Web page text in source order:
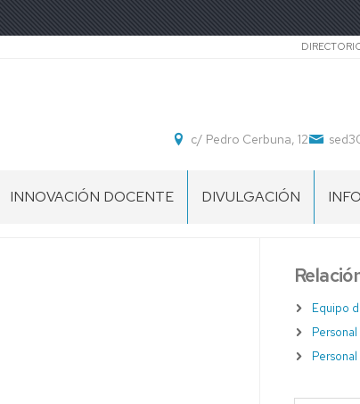
c/ Pedro Cerbuna, 12
INNOVACIÓN DOCENTE DIVULGACIÓN
Equipo